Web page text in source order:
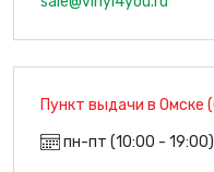
Пункт выдачи в Омске
пн-пт (10:00 -